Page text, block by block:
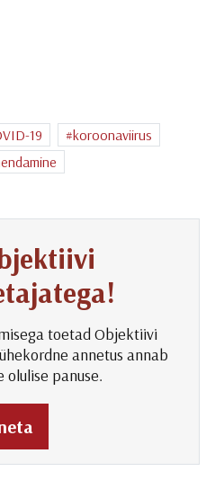
19
koroonaviirus
toetad Objektiivi
annetus annab
olulise panuse.